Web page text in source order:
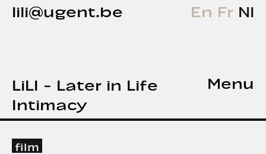
lili@ugent.be En Fr Nl
LiLI - Later in Life
Intimacy
Menu
film